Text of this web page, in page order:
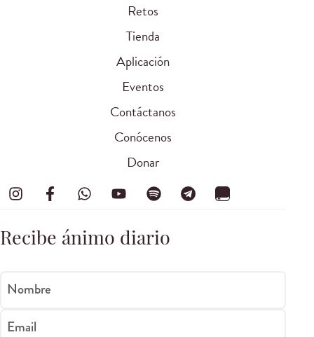
Retos
Tienda
Aplicación
Eventos
Contáctanos
Conócenos
Donar
Recibe ánimo diario
Nombre
Email